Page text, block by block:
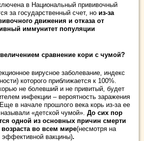
в Национальный прививочный
за государственный счет, но из-за
движения и отказа от
иммунитет популяции
сравнение кори с чумой?
вирусное заболевание, индекс
которого приближается к 100%.
не болевший и не привитый, будет
инфекции – вероятность заражения
в начале прошлого века корь из-за ее
«детской чумой». До сих пор
одной из основных причин смерти
возраста во всем мире(несмотря на
эффективной вакцины).